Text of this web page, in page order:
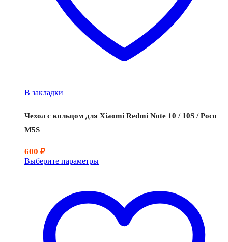
В закладки
Чехол с кольцом для Xiaomi Redmi Note 10 / 10S / Poco
M5S
600 ₽
Выберите параметры